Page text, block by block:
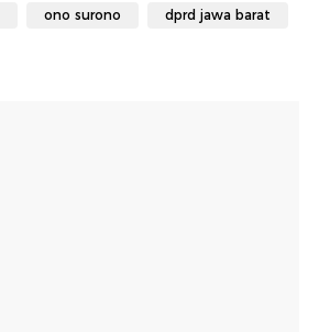
ono surono dprd jawa barat